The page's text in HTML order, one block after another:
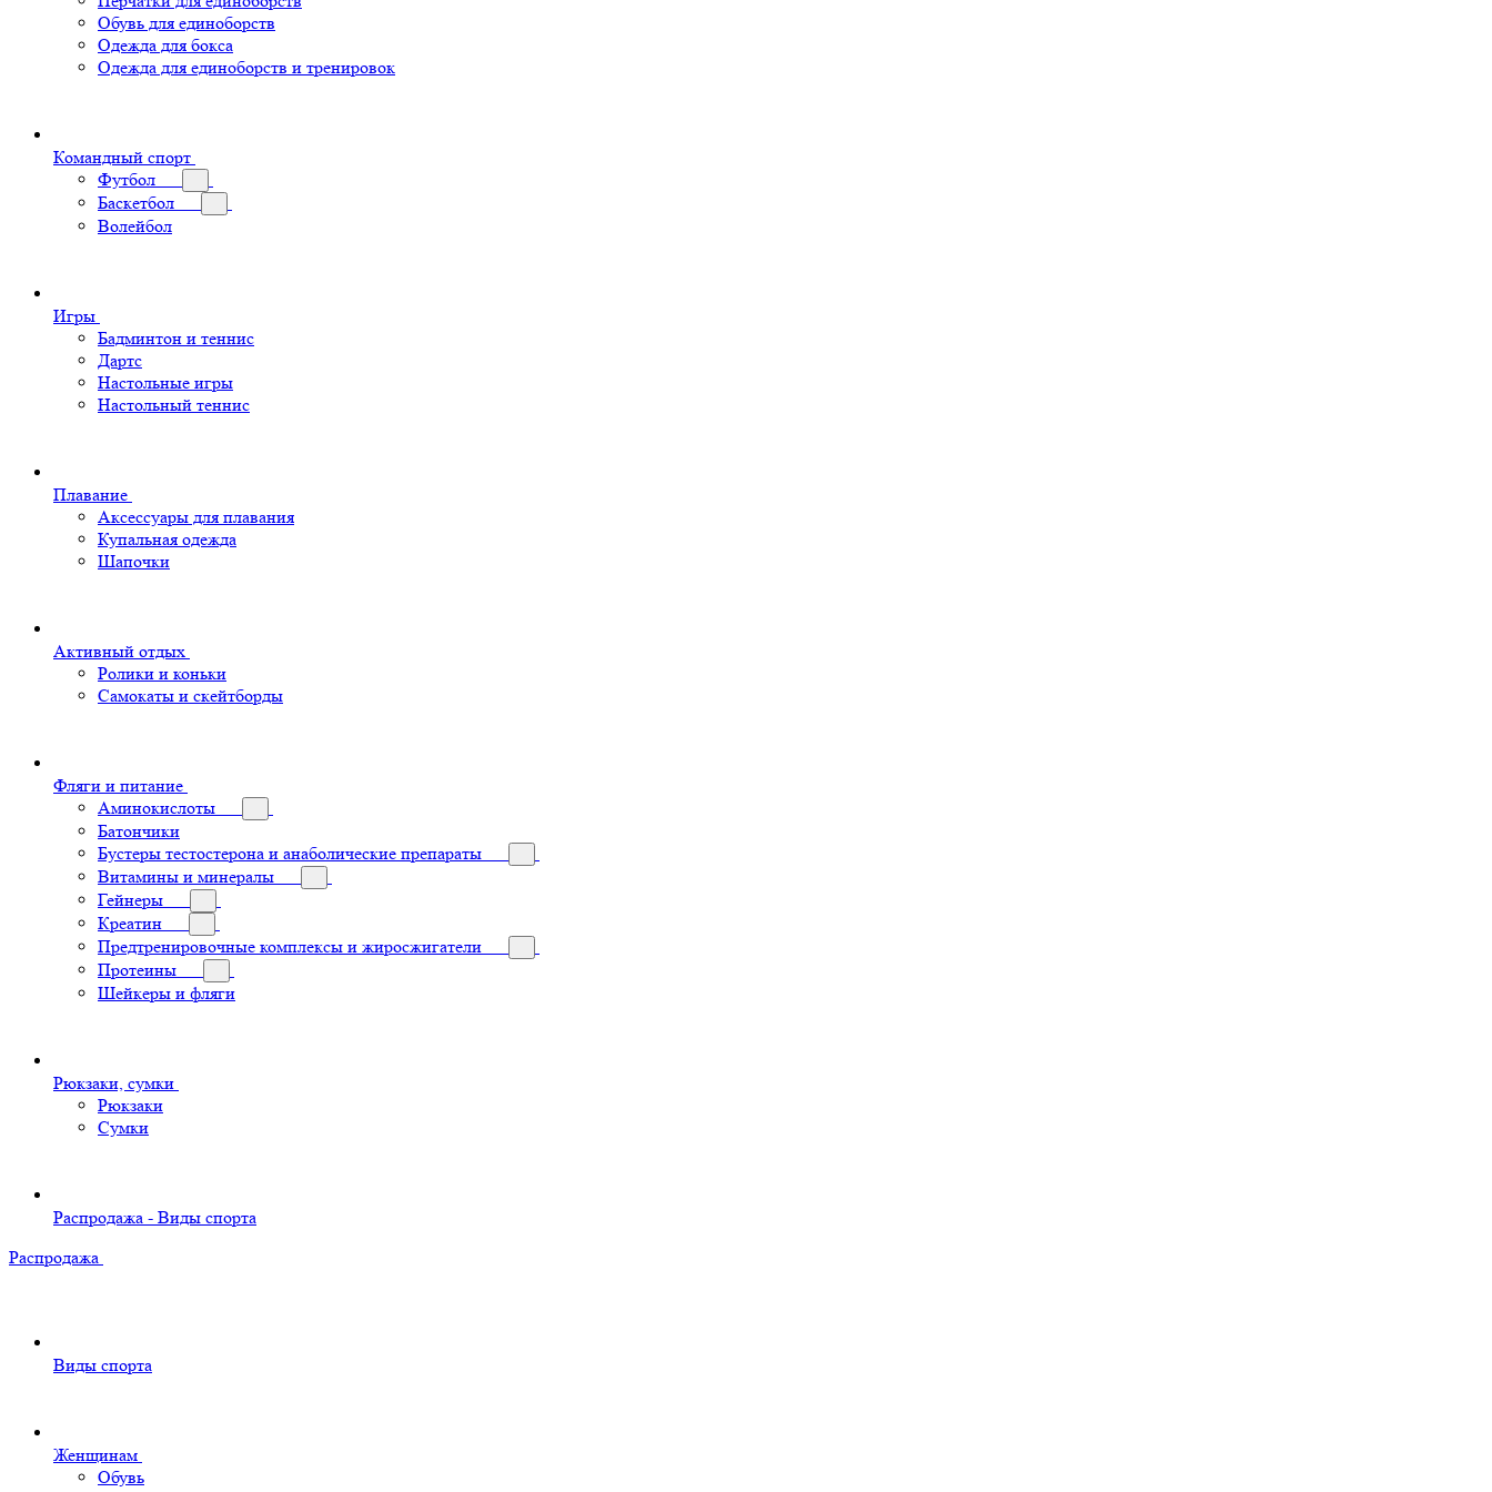
Обувь для единоборств
Одежда для бокса
Одежда для единоборств и тренировок
Командный спорт
Футбол
Баскетбол
Волейбол
Игры
Бадминтон и теннис
Дартс
Настольные игры
Настольный теннис
Плавание
Аксессуары для плавания
Купальная одежда
Шапочки
Активный отдых
Ролики и коньки
Самокаты и скейтборды
Фляги и питание
Аминокислоты
Батончики
Бустеры тестостерона и анаболические препараты
Витамины и минералы
Гейнеры
Креатин
Предтренировочные комплексы и жиросжигатели
Протеины
Шейкеры и фляги
Рюкзаки, сумки
Рюкзаки
Сумки
Распродажа - Виды спорта
Распродажа
Виды спорта
Женщинам
Обувь